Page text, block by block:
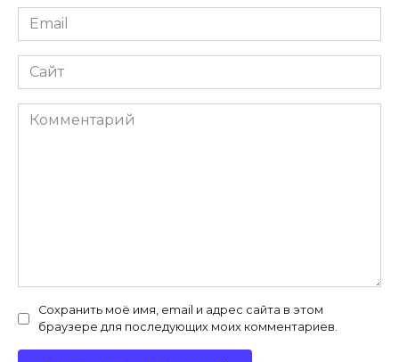
Email
*
Сайт
Комментарий
Сохранить моё имя, email и адрес сайта в этом
браузере для последующих моих комментариев.